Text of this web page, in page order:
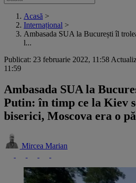
Acasă >
Internațional >
Ambasada SUA la București îl
l...
Publicat: 23 februarie 2022, 11:58
11:59
Ambasada SUA la
Putin: în timp ce la Kiev
biserici, Moscova era o
Mircea Marian